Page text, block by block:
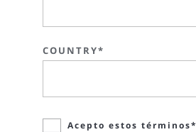
COUNTRY*
Acepto estos términos*